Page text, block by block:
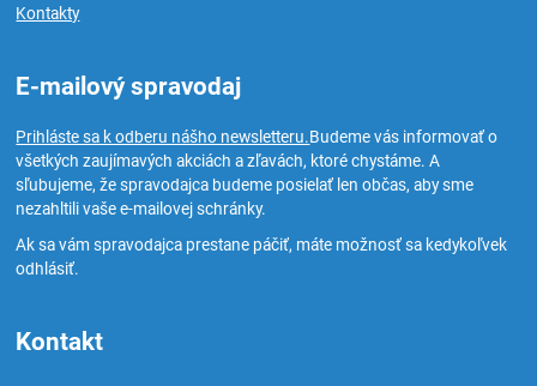
Kontakty
E-mailový spravodaj
Prihláste sa k odberu nášho newsletteru.Budeme vás informovať o
všetkých zaujímavých akciách a zľavách, ktoré chystáme. A
sľubujeme, že spravodajca budeme posielať len občas, aby sme
nezahltili vaše e-mailovej schránky.
Ak sa vám spravodajca prestane páčiť, máte možnosť sa kedykoľvek
odhlásiť.
Kontakt